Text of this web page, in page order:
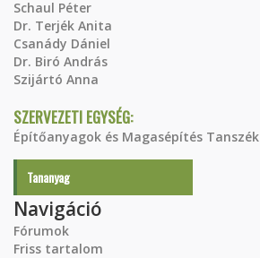
Schaul Péter
Dr. Terjék Anita
Csanády Dániel
Dr. Biró András
Szijártó Anna
SZERVEZETI EGYSÉG:
Építőanyagok és Magasépítés Tanszék
Tananyag
Navigáció
Fórumok
Friss tartalom